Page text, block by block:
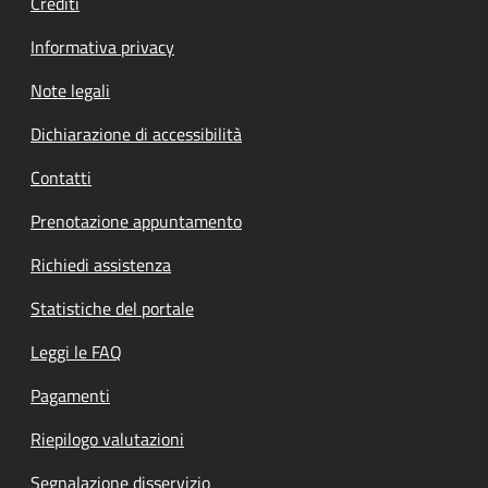
Informativa privacy
Note legali
Dichiarazione di accessibilità
Contatti
Prenotazione appuntamento
Richiedi assistenza
Statistiche del portale
Leggi le FAQ
Pagamenti
Riepilogo valutazioni
Segnalazione disservizio